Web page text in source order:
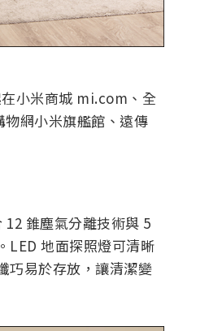
小米商城 mi.com、全
網小米旗艦館、遠傳
錐塵氣分離技術與 5
LED 地面探照燈可清晰
巧易於存放，讓清潔變